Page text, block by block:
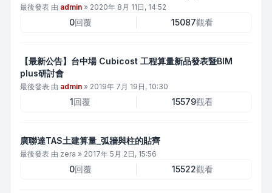
最後發表 由 admin » 2020年 8月 11日, 14:52
0回覆 15087觀看
【最新公告】台中場 Cubicost 工程算量新品發表暨BIM
plus研討會
最後發表 由 admin » 2019年 7月 19日, 10:30
1回覆 15579觀看
廣聯達TAS土建算量_弧牆與柱的貼齊
最後發表 由 zera » 2017年 5月 2日, 15:56
0回覆 15522觀看